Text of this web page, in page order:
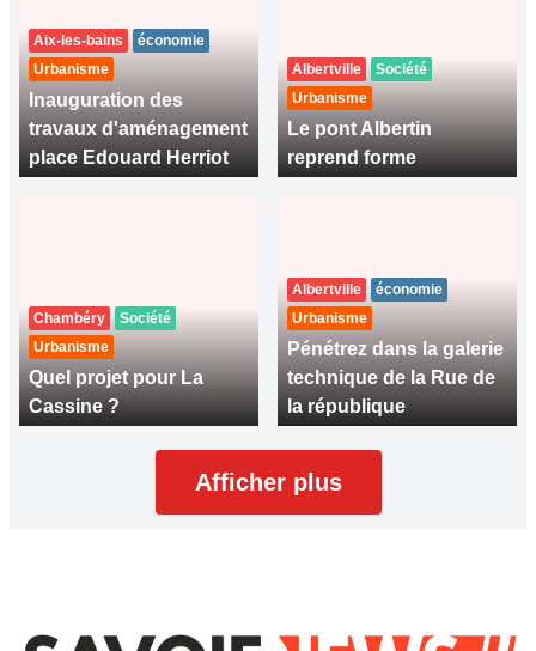
Aix-les-bains
économie
Urbanisme
Inauguration des
travaux d'aménagement
place Edouard Herriot
Albertville
Société
Urbanisme
Le pont Albertin
reprend forme
Chambéry
Société
Urbanisme
Quel projet pour La
Cassine ?
Albertville
économie
Urbanisme
Pénétrez dans la galerie
technique de la Rue de
la république
Afficher plus